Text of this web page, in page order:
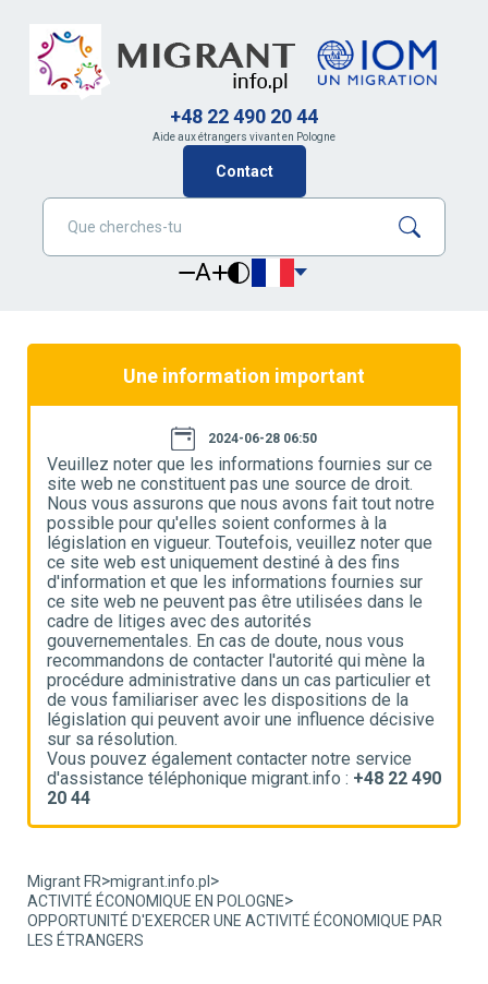
+48 22 490 20 44
Aide aux étrangers vivant en Pologne
Contact
A
Une information important
2024-06-28 06:50
Veuillez noter que les informations fournies sur ce
site web ne constituent pas une source de droit.
Nous vous assurons que nous avons fait tout notre
possible pour qu'elles soient conformes à la
législation en vigueur. Toutefois, veuillez noter que
ce site web est uniquement destiné à des fins
d'information et que les informations fournies sur
ce site web ne peuvent pas être utilisées dans le
cadre de litiges avec des autorités
gouvernementales. En cas de doute, nous vous
recommandons de contacter l'autorité qui mène la
procédure administrative dans un cas particulier et
de vous familiariser avec les dispositions de la
législation qui peuvent avoir une influence décisive
sur sa résolution.
Vous pouvez également contacter notre service
d'assistance téléphonique migrant.info : +48 22 490
20 44
Migrant FR>migrant.info.pl >
ACTIVITÉ ÉCONOMIQUE EN POLOGNE>
OPPORTUNITÉ D'EXERCER UNE ACTIVITÉ ÉCONOMIQUE PAR
LES ÉTRANGERS